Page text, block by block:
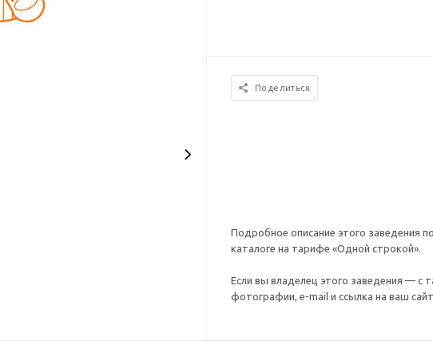
Поделиться
Подробное описание этого заведения
каталоге на тарифе «Одной строкой».
Если вы владелец этого заведения — с
фотографии, e-mail и ссылка на ваш